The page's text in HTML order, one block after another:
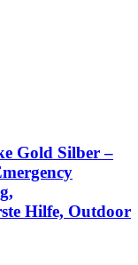
Gold Silber –
Hilfe, Outdoor